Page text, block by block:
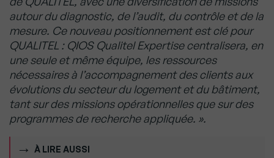
autour du diagnostic, de l’audit, du contrôle et de la
mesure. Ce nouveau positionnement est clé pour
QUALITEL : QIOS Qualitel Expertise centralisera, en
une seule et même équipe, les ressources
nécessaires à l’accompagnement des clients aux
évolutions du secteur du logement et du bâtiment,
tant sur des missions opérationnelles que sur des
programmes de recherche appliquée. ».
À LIRE AUSSI